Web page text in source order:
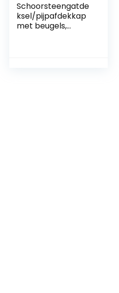
Schoorsteengatde
ksel/pijpafdekkap
met beugels,